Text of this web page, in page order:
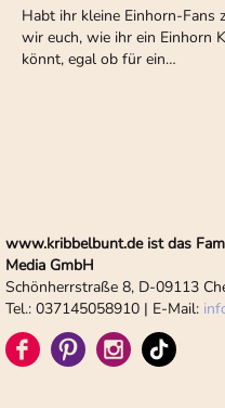
Habt ihr kleine Einhorn-Fans
wir euch, wie ihr ein Einhorn
könnt, egal ob für ein…
www.kribbelbunt.de ist das
Media GmbH
Schönherrstraße 8, D-09113
Tel.: 037145058910 | E-Mail: